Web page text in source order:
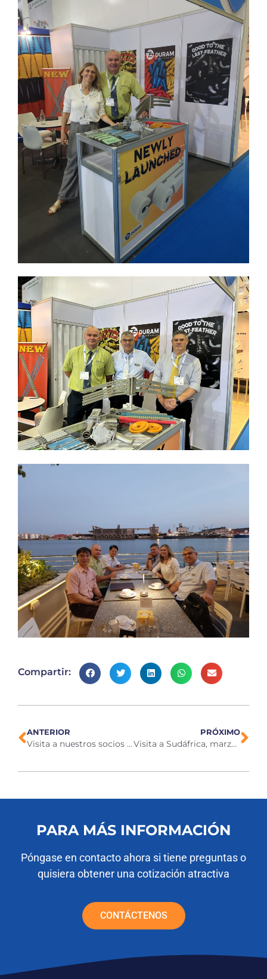
Compartir:
ANTERIOR
Visita a nuestros socios en Hungría
PRÓXIMO
Visita a Sudáfrica, marzo de 2025
PARA MÁS INFORMACIÓN
Póngase en contacto ahora si tiene preguntas o
quisiera obtener una cotización atractiva
CONTÁCTENOS